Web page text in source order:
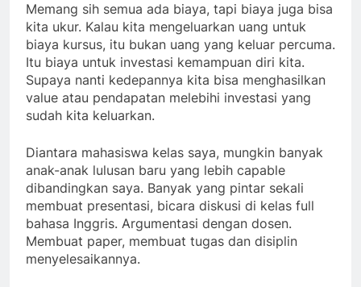
Memang sih semua ada biaya, tapi biaya juga bisa
kita ukur. Kalau kita mengeluarkan uang untuk
biaya kursus, itu bukan uang yang keluar percuma.
Itu biaya untuk investasi kemampuan diri kita.
Supaya nanti kedepannya kita bisa menghasilkan
value atau pendapatan melebihi investasi yang
sudah kita keluarkan.
Diantara mahasiswa kelas saya, mungkin banyak
anak-anak lulusan baru yang lebih capable
dibandingkan saya. Banyak yang pintar sekali
membuat presentasi, bicara diskusi di kelas full
bahasa Inggris. Argumentasi dengan dosen.
Membuat paper, membuat tugas dan disiplin
menyelesaikannya.